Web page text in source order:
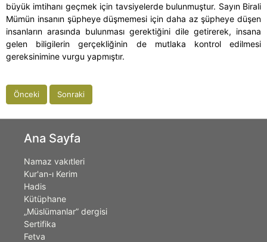
büyük imtihanı geçmek için tavsiyelerde bulunmuştur. Sayın Birali
Mümün insanın şüpheye düşmemesi için daha az şüpheye düşen
insanların arasında bulunması gerektiğini dile getirerek, insana
gelen biligilerin gerçekliğinin de mutlaka kontrol edilmesi
gereksinimine vurgu yapmıştır.
Önceki Sonraki
Ana Sayfa
Namaz vakıtleri
Kur'an-ı Kerim
Hadis
Kütüphane
„Müslümanlar” dergisi
Sertifika
Fetva